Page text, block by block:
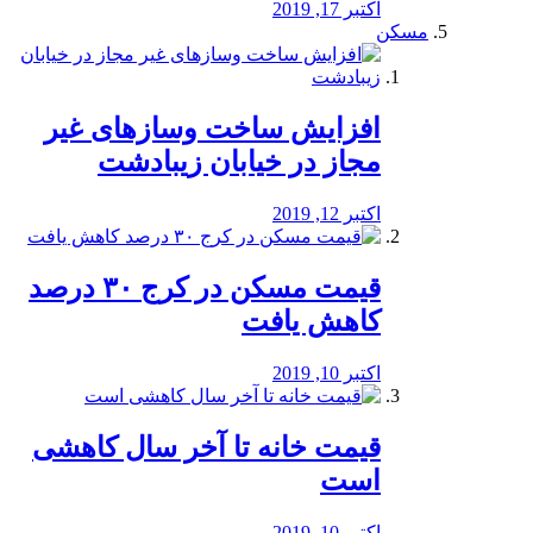
اکتبر 17, 2019
مسکن
افزایش ساخت وسازهای غیر
مجاز در خیابان زیبادشت
اکتبر 12, 2019
️قیمت مسکن در کرج ۳۰ درصد
کاهش یافت
اکتبر 10, 2019
قیمت خانه تا آخر سال کاهشی
است